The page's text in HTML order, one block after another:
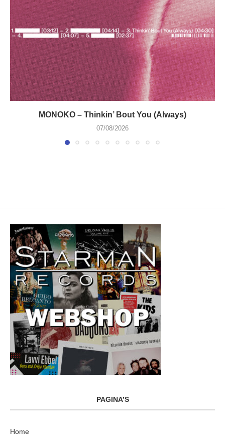
MONOKO – Thinkin’ Bout You (Always)
07/08/2026
PAGINA’S
Home